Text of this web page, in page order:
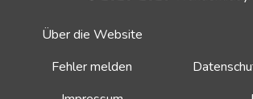
Über die Website
Fehler melden